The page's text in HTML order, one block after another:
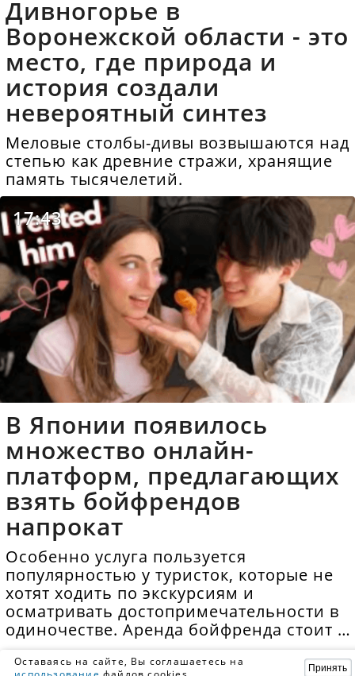
Дивногорье в
Воронежской области - это
место, где природа и
история создали
невероятный синтез
Меловые столбы-дивы возвышаются над
степью как древние стражи, хранящие
память тысячелетий.
17:43
В Японии появилось
множество онлайн-
платформ, предлагающих
взять бойфрендов
напрокат
Особенно услуга пользуется
популярностью у туристок, которые не
хотят ходить по экскурсиям и
осматривать достопримечательности в
одиночестве. Аренда бойфренда стоит в
Оставаясь на сайте, Вы соглашаетесь на
Принять